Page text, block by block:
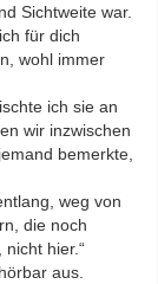
Sichtweite war.
für dich
wohl immer
ich sie an
wir inzwischen
bemerkte,
weg von
die noch
hier.“
aus.